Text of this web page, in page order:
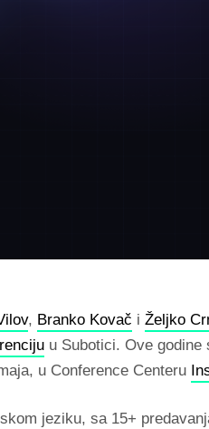
, Branko Kovač i Željko
u Subotici. Ove
u Conference Centeru
jeziku, sa 15+